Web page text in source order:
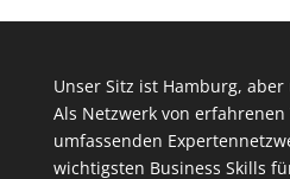
Unser Sitz ist Hamburg,
Als Netzwerk von
umfassenden
wichtigsten Business Skills